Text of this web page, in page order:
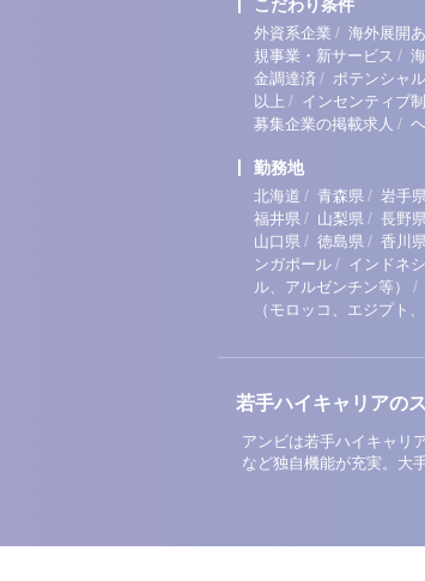
こだわり条件
外資系企業 / 海外展開
規事業・新サービス /
金調達済 / ポテンシャ
以上 / インセンティブ
募集企業の掲載求人 /
勤務地
北海道 / 青森県 / 岩手
福井県 / 山梨県 / 長野
山口県 / 徳島県 / 香川
ンガポール / インドネ
ル、アルゼンチン等）
/
（モロッコ、エジプト
若手ハイキャリアの
アンビは若手ハイキャリ
など独自機能が充実。大